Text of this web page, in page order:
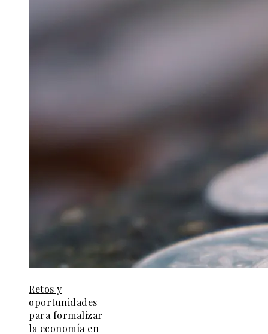
Retos y
oportunidades
para formalizar
la economía en